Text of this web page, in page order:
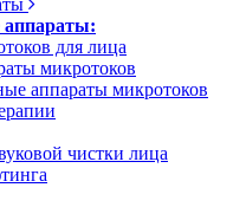
для лица
микротоков
аппараты микротоков
чистки лица